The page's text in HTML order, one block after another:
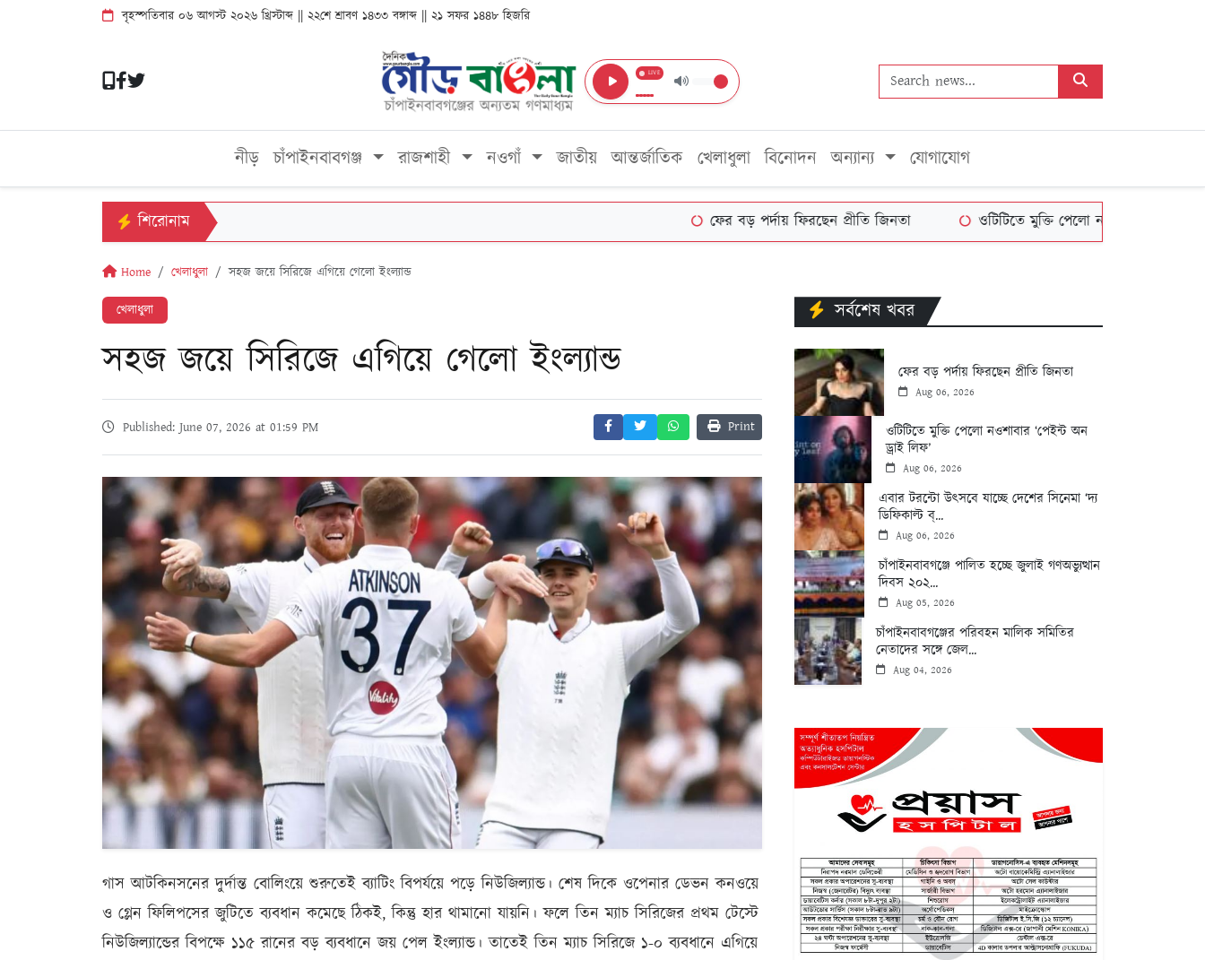
বৃহস্পতিবার ০৬ আগস্ট ২০২৬ খ্রিস্টাব্দ || ২২শে শ্রাবণ ১৪৩৩ বঙ্গাব্দ || ২১ সফর ১৪৪৮ হিজরি
LIVE
নীড় চাঁপাইনবাবগঞ্জ রাজশাহী নওগাঁ জাতীয় আন্তর্জাতিক খেলাধুলা বিনোদন অন্যান্য যোগাযোগ
শিরোনাম ফের বড় পর্দায় ফিরছেন প্রীতি জিনতা ওটিটিতে মুক্তি পেলো নওশাবার ‘পেইন্ট অন ড্রাই
Home খেলাধুলা সহজ জয়ে সিরিজে এগিয়ে গেলো ইংল্যান্ড
খেলাধুলা
সহজ জয়ে সিরিজে এগিয়ে গেলো ইংল্যান্ড
Published: June 07, 2026 at 01:59 PM Print
গাস আটকিনসনের দুর্দান্ত বোলিংয়ে শুরুতেই ব্যাটিং বিপর্যয়ে পড়ে নিউজিল্যান্ড। শেষ দিকে ওপেনার ডেভন কনওয়ে
ও গ্লেন ফিলিপসের জুটিতে ব্যবধান কমেছে ঠিকই, কিন্তু হার থামানো যায়নি। ফলে তিন ম্যাচ সিরিজের প্রথম টেস্টে
নিউজিল্যান্ডের বিপক্ষে ১১৫ রানের বড় ব্যবধানে জয় পেল ইংল্যান্ড। তাতেই তিন ম্যাচ সিরিজে ১-০ ব্যবধানে এগিয়ে
সর্বশেষ খবর
ফের বড় পর্দায় ফিরছেন প্রীতি জিনতা
Aug 06, 2026
ওটিটিতে মুক্তি পেলো নওশাবার ‘পেইন্ট অন
ড্রাই লিফ’
Aug 06, 2026
এবার টরন্টো উৎসবে যাচ্ছে দেশের সিনেমা ‘দ্য
ডিফিকাল্ট ব্...
Aug 06, 2026
চাঁপাইনবাবগঞ্জে পালিত হচ্ছে জুলাই গণঅভ্যুত্থান
দিবস ২০২...
Aug 05, 2026
চাঁপাইনবাবগঞ্জের পরিবহন মালিক সমিতির
নেতাদের সঙ্গে জেল...
Aug 04, 2026